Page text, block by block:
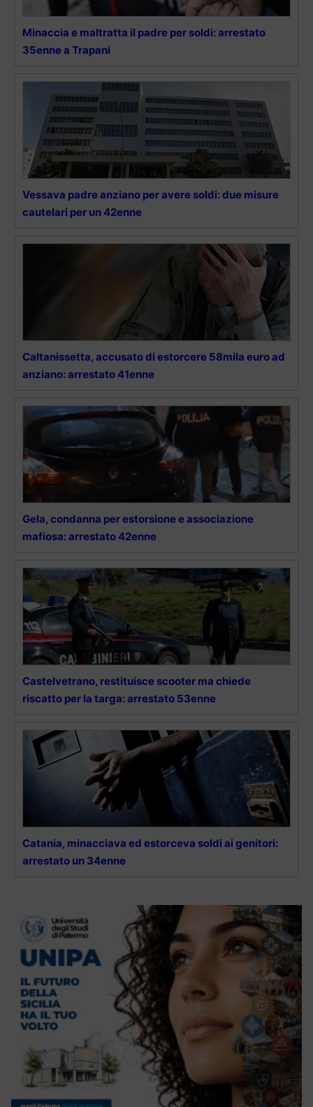
Minaccia e maltratta il padre per soldi: arrestato
35enne a Trapani
Vessava padre anziano per avere soldi: due misure
cautelari per un 42enne
Caltanissetta, accusato di estorcere 58mila euro ad
anziano: arrestato 41enne
Gela, condanna per estorsione e associazione
mafiosa: arrestato 42enne
Castelvetrano, restituisce scooter ma chiede
riscatto per la targa: arrestato 53enne
Catania, minacciava ed estorceva soldi ai genitori:
arrestato un 34enne